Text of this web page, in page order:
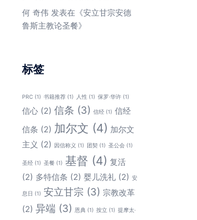
何 奇伟发表在《安立甘宗安德
鲁斯主教论圣餐》
标签
PRC (1) 书籍推荐(1) 人性 (1) 保罗·华许(1)
信心(2) 信条 (3) 信经(1) 信经
信条 (2) 加尔文 (4) 加尔文
主义 (2) 因信称义 (1) 团契 (1) 圣公会(1)
圣经(1) 圣餐 (1) 基督 (4) 复活
(2) 多特信条 (2) 婴儿洗礼(2) 安
息日 (1) 安立甘宗 (3) 宗教改革
(2) 异端 (3) 恩典(1) 按立 (1) 提摩太·